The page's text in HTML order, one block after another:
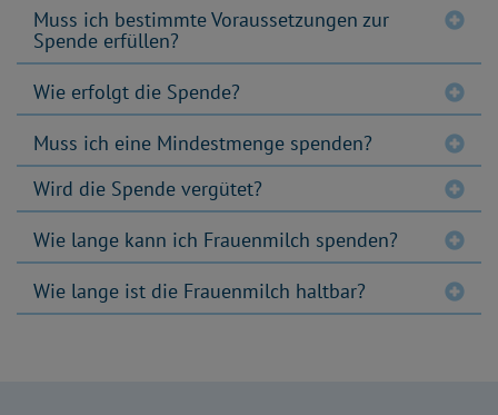
Muss ich bestimmte Voraussetzungen zur
Spende erfüllen?
Wie erfolgt die Spende?
Muss ich eine Mindestmenge spenden?
Wird die Spende vergütet?
Wie lange kann ich Frauenmilch spenden?
Wie lange ist die Frauenmilch haltbar?